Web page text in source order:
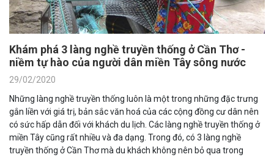
Khám phá 3 làng nghề truyền thống ở Cần Thơ -
niềm tự hào của người dân miền Tây sông nước
29/02/2020
Những làng nghề truyền thống luôn là một trong những đặc trưng
gắn liền với giá trị, bản sắc văn hoá của các cộng đồng cư dân nên
có sức hấp dẫn đối với khách du lịch. Các làng nghề truyền thống ở
miền Tây cũng rất nhiều và đa dạng. Trong đó, có 3 làng nghề
truyền thống ở Cần Thơ mà du khách không nên bỏ qua trong